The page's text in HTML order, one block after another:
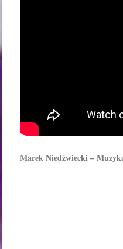
Marek Niedźwiecki –